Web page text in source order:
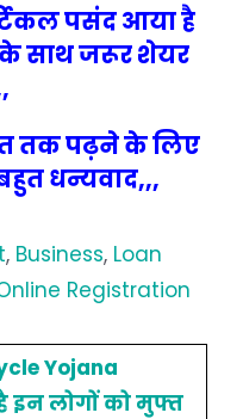
पसंद आया है
के साथ जरूर शेयर
तक पढ़ने के लिए
धन्यवाद,,,
, Business, Loan
Registration
Yojana
इन लोगों को मुफ्त